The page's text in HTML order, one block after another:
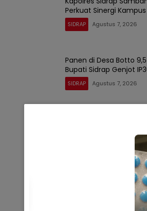
Perkuat Sinergi
SIDRAP Agustus 7, 2026
Panen di Desa Botto
Bupati Sidrap Genjot
SIDRAP Agustus 7, 2026
Sidrap Buktikan
Lebih dari 51 Ribu
dan PM-AAS Lampaui
Setetes Darah Sejuta
Sidrap Gelar Donor
Ke-81 Kemerdekaan RI
Agustus 6, 2026